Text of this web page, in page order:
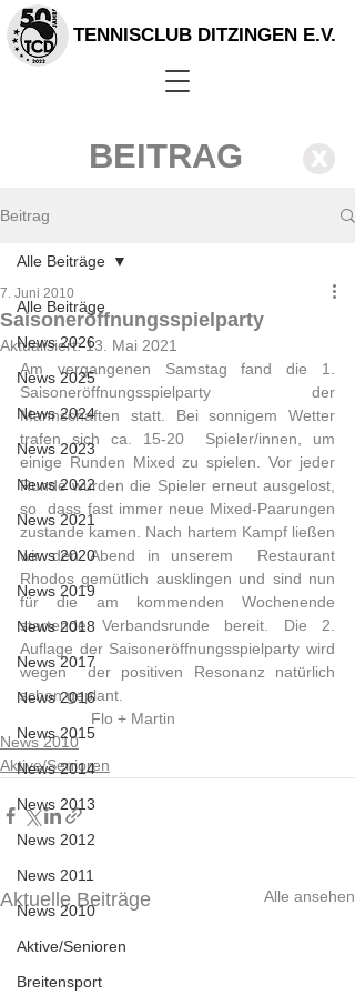
TENNISCLUB DITZINGEN E.V.
BEITRAG X
Beitrag
Alle Beiträge
News 2026
News 2025
News 2024
News 2023
News 2022
News 2021
News 2020
News 2019
News 2018
News 2017
News 2016
News 2015
News 2014
News 2013
News 2012
News 2011
News 2010
Aktive/Senioren
Breitensport
Alle Beiträge
Saisoneröffnungsspielparty
7. Juni 2010
Aktualisiert:13. Mai 2021
Am vergangenen Samstag fand die 1.
Saisoneröffnungsspielparty der
Mannschaften statt. Bei sonnigem Wetter
trafen sich ca. 15-20  Spieler/innen, um
einige Runden Mixed zu spielen. Vor jeder
Runde wurden die Spieler erneut ausgelost,
so  dass fast immer neue Mixed-Paarungen
zustande kamen. Nach hartem Kampf ließen
wir den Abend in unserem  Restaurant
Rhodos gemütlich ausklingen und sind nun
für die am kommenden Wochenende
startende Verbandsrunde bereit. Die 2.
Auflage der Saisoneröffnungsspielparty wird
wegen  der positiven Resonanz natürlich
schon geplant.
                Flo + Martin
News 2010
Aktive/Senioren
Aktuelle Beiträge Alle ansehen